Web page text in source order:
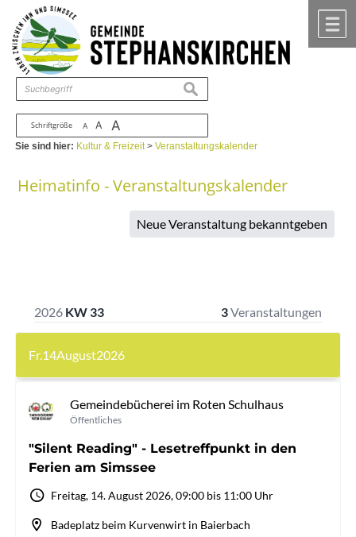
Zum Inhalt ,zur Navigation
Schriftgröße A A A
suchen
Sie sind hier: Kultur & Freizeit>Veranstaltungskalender
Heimatinfo - Veranstaltungskalender